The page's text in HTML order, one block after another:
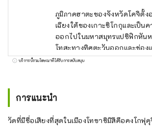
ภูมิภาคฮาตะของจังหวัดโคจิตั้ง
เฉียงใต้ของเกาะชิโกกุและเป็น
ออกไปในมหาสมุทรแปซิฟิกหัน
โทสะทางทิศตะวันออกและช่อง
ตะวันตก ประกอบด้วย 3 เมือง
จากกระแสน้ำคุโรชิโอะที่ไหลไป
พรจากภูเขาที่มีพื้นที่ป่าที่ใหญ่ที่
บริการนี้รวมโฆษณาที่ได้รับการสนับสนุน
การแนะนำ
วัดที่มีชื่อเสียงที่สุดในเมืองโทซาชิมิสึคือคงโกฟุ